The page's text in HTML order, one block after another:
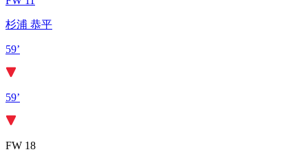
杉浦 恭平
59’
59’
FW 18